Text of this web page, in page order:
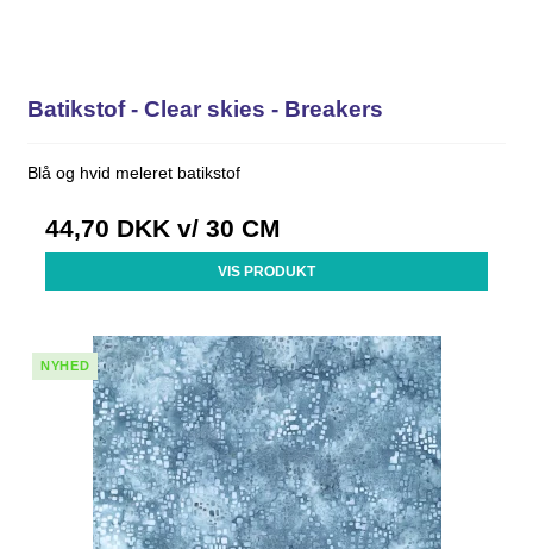
Batikstof - Clear skies - Breakers
Blå og hvid meleret batikstof
44,70 DKK v/ 30 CM
VIS PRODUKT
NYHED